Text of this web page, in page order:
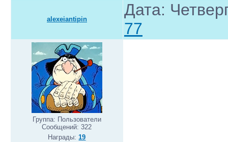
alexeiantipin
Дата:
77
Группа: Пользователи
Сообщений:322
Награды:19